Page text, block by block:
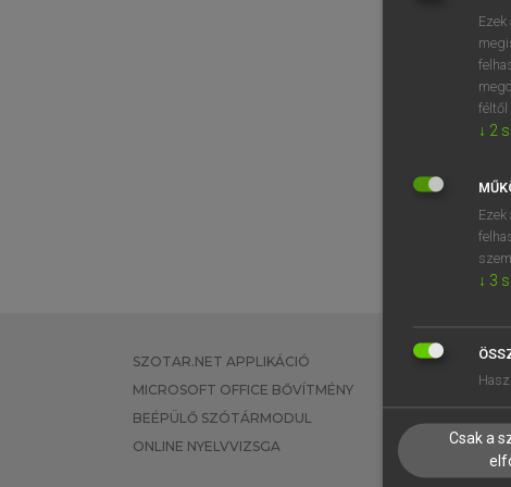
SZOTAR.NET APPLIKÁCIÓ
MICROSOFT OFFICE BŐVÍTMÉNY
BEÉPÜLŐ SZÓTÁRMODUL
ONLINE NYELVVIZSGA
EGYÉNI
TANULÓKNAK
VÁLLALATI
féltől
↓ 2
↓ 3
Csak a